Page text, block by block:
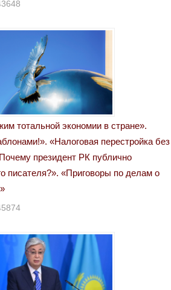
тотальной экономии в стране».
«Налоговая перестройка без
президент РК публично
писателя?». «Приговоры по делам о